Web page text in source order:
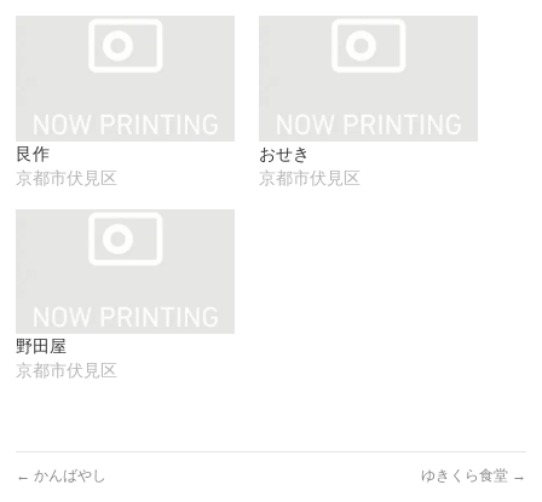
有
ド
ウ
で
き
ま
リ
ッ
ク
し
て
さ
い
(新
い
ウ
ン
ド
ウ
で
ま
す)
ェ
ン
ウ
艮作
京都市伏見区
おせき
京都市伏見区
野田屋
京都市伏見区
← かんばやし ゆきくら食堂 →